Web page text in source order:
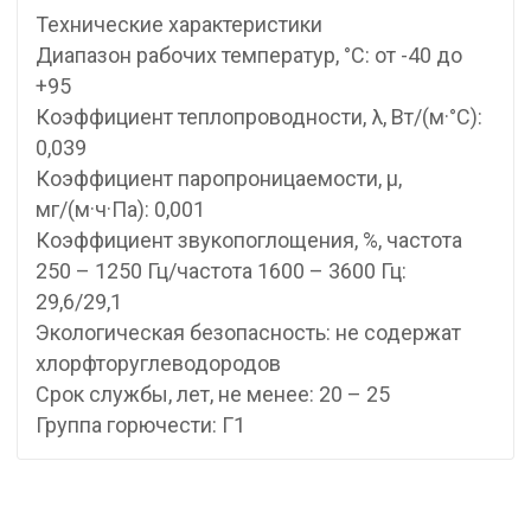
Технические характеристики
Диапазон рабочих температур, °С: от -40 до
+95
Коэффициент теплопроводности, λ, Вт/(м·°C):
0,039
Коэффициент паропроницаемости, μ,
мг/(м·ч·Па): 0,001
Коэффициент звукопоглощения, %, частота
250 – 1250 Гц/частота 1600 – 3600 Гц:
29,6/29,1
Экологическая безопасность: не содержат
хлорфторуглеводородов
Срок службы, лет, не менее: 20 – 25
Группа горючести: Г1